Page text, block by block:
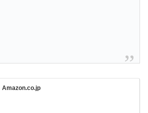
Amazon.co.jp